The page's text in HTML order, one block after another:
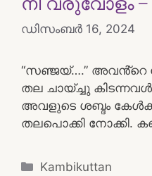
ഡിസംബർ 16, 2024
“സഞ്ജയ്….” അവൻ്റെ
തല ചായ്ച്ചു കിടന്നവൾ
അവളുടെ ശബ്ദം
തലപൊക്കി നോക്കി.
Categories
Kambikuttan